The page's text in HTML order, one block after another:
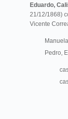
Eduardo,
21/12/1868)
Vicente
Pedro,